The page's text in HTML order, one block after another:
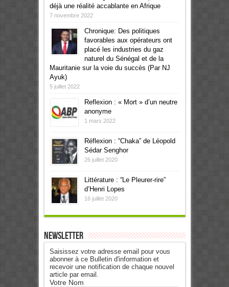
déjà une réalité accablante en Afrique
7 novembre 2022
Chronique: Des politiques
favorables aux opérateurs ont
placé les industries du gaz
naturel du Sénégal et de la
Mauritanie sur la voie du succès (Par NJ
Ayuk)
5 juillet 2022
Reflexion : « Mort » d’un neutre
anonyme
1 mars 2022
Réflexion : “Chaka” de Léopold
Sédar Senghor
26 juillet 2020
Littérature : “Le Pleurer-rire”
d’Henri Lopes
16 juillet 2020
Newsletter
Saisissez votre adresse email pour vous
abonner à ce Bulletin d'information et
recevoir une notification de chaque nouvel
article par email.
Votre Nom